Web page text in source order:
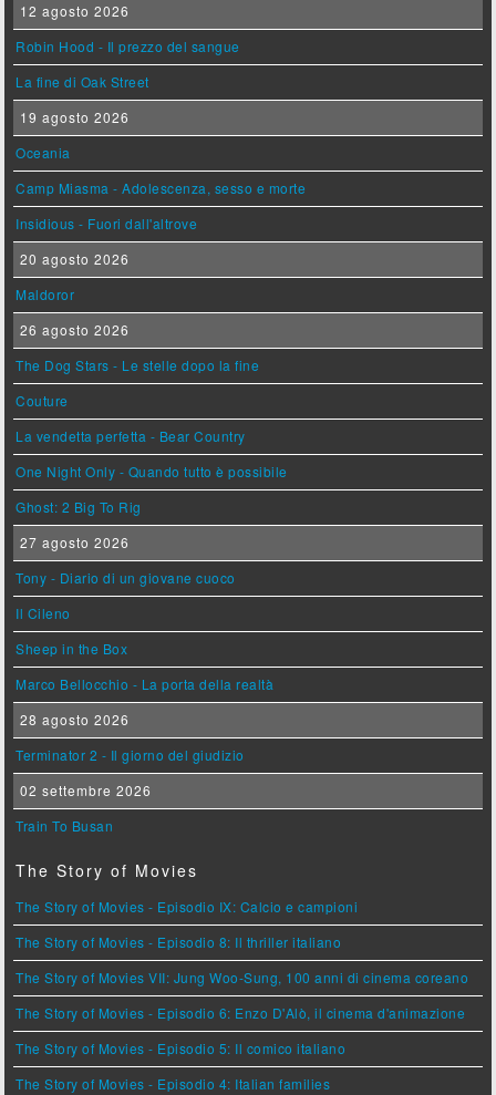
12 agosto 2026
Robin Hood - Il prezzo del sangue
La fine di Oak Street
19 agosto 2026
Oceania
Camp Miasma - Adolescenza, sesso e morte
Insidious - Fuori dall'altrove
20 agosto 2026
Maldoror
26 agosto 2026
The Dog Stars - Le stelle dopo la fine
Couture
La vendetta perfetta - Bear Country
One Night Only - Quando tutto è possibile
Ghost: 2 Big To Rig
27 agosto 2026
Tony - Diario di un giovane cuoco
Il Cileno
Sheep in the Box
Marco Bellocchio - La porta della realtà
28 agosto 2026
Terminator 2 - Il giorno del giudizio
02 settembre 2026
Train To Busan
The Story of Movies
The Story of Movies - Episodio IX: Calcio e campioni
The Story of Movies - Episodio 8: Il thriller italiano
The Story of Movies VII: Jung Woo-Sung, 100 anni di cinema coreano
The Story of Movies - Episodio 6: Enzo D'Alò, il cinema d'animazione
The Story of Movies - Episodio 5: Il comico italiano
The Story of Movies - Episodio 4: Italian families